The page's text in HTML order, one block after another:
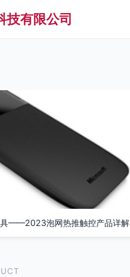
技有限公司
具——2023泡网热推触控产品详解